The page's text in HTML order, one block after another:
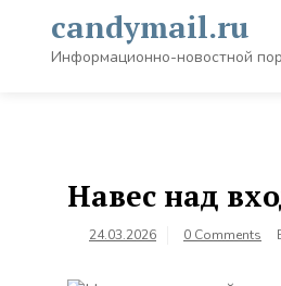
content
candymail.ru
Информационно-новостной
Навес над
24.03.2026 0 Comments